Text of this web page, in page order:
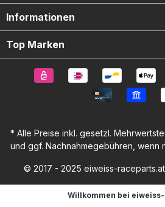
Informationen
Top Marken
* Alle Preise inkl. gesetzl.
und ggf. Nachnahmegebühren, wenn
© 2017 - 2025 eiweiss-
Willkommen bei